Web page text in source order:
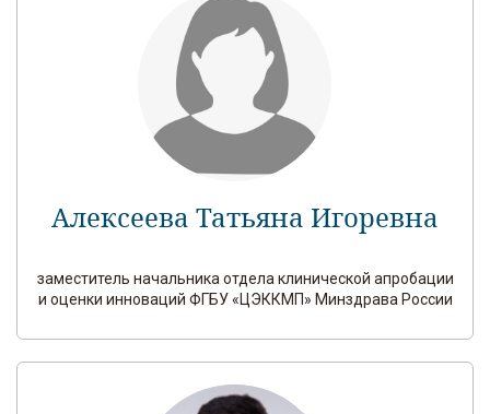
Алексеева Татьяна Игоревна
заместитель начальника отдела клинической апробации
и оценки инноваций ФГБУ «ЦЭККМП» Минздрава России